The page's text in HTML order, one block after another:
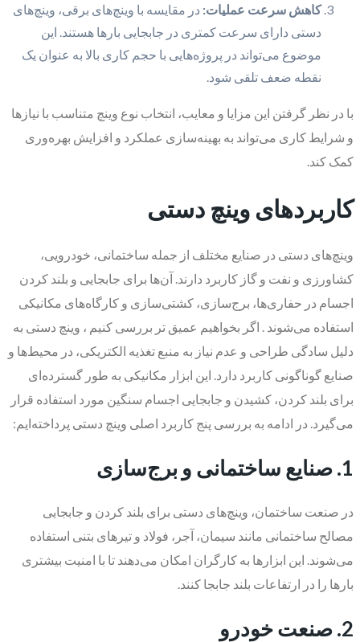
کاهش سرعت عملیات: در مقایسه با وینچ‌های برقی، وینچ‌های
دستی دارای سرعت کمتری در جابجایی بارها هستند. این
موضوع می‌تواند در پروژه‌هایی با حجم کاری بالا به عنوان یک
نقطه ضعف تلقی شود.
با در نظر گرفتن این مزایا و معایب، انتخاب نوع وینچ متناسب با نیازها
و شرایط کاری می‌تواند به بهینه‌سازی عملکرد و افزایش بهره‌وری
کمک کند.
کاربردهای وینچ دستی
وینچ‌های دستی در صنایع مختلف از جمله ساختمانی، خودرویی،
کشاورزی و نفت و گاز کاربرد دارند. آن‌ها برای جابجایی و بلند کردن
اجسام در حفاری‌ها، برج‌سازی، کشتی‌سازی و کارگاه‌های مکانیکی
استفاده می‌شوند . اگر بخواهیم عمیق تر بررسی کنیم ، وینچ دستی به
دلیل سادگی طراحی و عدم نیاز به منبع تغذیه الکتریکی، در محیط‌ها و
صنایع گوناگونی کاربرد دارد. این ابزار مکانیکی به طور گسترده‌ای
برای بلند کردن، کشیدن و جابجایی اجسام سنگین مورد استفاده قرار
می‌گیرد. در ادامه به بررسی پنج کاربرد اصلی وینچ دستی پرداخته‌ایم:
1. صنایع ساختمانی و برج‌سازی
در صنعت ساختمان، وینچ‌های دستی برای بلند کردن و جابجایی
مصالح ساختمانی مانند سیمان، آجر، فولاد و تیرهای بتنی استفاده
می‌شوند. این ابزارها به کارگران امکان می‌دهند تا با امنیت بیشتری
بارها را در ارتفاعات بلند جابجا کنند.
2. صنعت خودرو